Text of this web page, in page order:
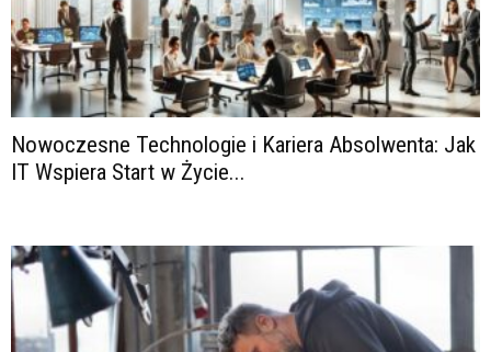
Nowoczesne Technologie i Kariera Absolwenta: Jak
IT Wspiera Start w Życie...